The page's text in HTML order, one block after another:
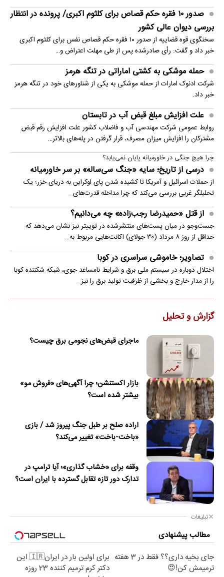
صدور ۱۰ فقره حکم قصاص برای کلثوم اکبری/ پرونده در انتظار
بررسی دیوان عالی کشور
سخنگوی قوه قضاییه از صدور ۱۰ فقره حکم قصاص نفس برای کلثوم اکبری
خبر داد و گفت: رأی صادرشده پس از طی مهلت اعتراض و…
حمله موشکی به کشتی اماراتی در تنگه هرمز
شرکت ادنوک امارات از حمله موشکی به یکی از شناورهای خود در تنگه هرمز
خبر داد.
علت افزایش مبلغ قبض آب در تابستان
روابط عمومی شرکت مهندسی آب و فاضلاب کشور علت افزایش رقم قبض
مشترکان را افزایش میزان مصرف، قرار گرفتن در پله‌های بالاتر…
چرا هیچ جنگی در خاورمیانه پایان نمی‌یابد؟
درسی از تاریخ؛ سایه «جنگ سی‌ساله» بر سر خاورمیانه
از حملات اسرائیل و آمریکا تا کشیده شدن پای اوکراین به دریای خزر؛ یک
تحلیلگر غربی بررسی می‌کند که چرا مداخله قدرت‌های…
از قتل «حمیدرضا رجب‌زاده» چه می‌دانیم؟
جست‌وجو در میان پست‌های منتشرشده در توییتر نیز نشان می‌دهد که
حداقل از روز ۸ مرداد (۳۰ جولای) اکانت‌هایی مربوط به…
تصاویر؛ خاموشی سراسری در کوبا
اختلال دوباره در سیستم ملی برق و شرایط نامساعد جوی، شبکه شکننده کوبا
را از مدار خارج و بخشی از ظرفیت تولید برق را نیز…
گزارش و تحلیل
ماجرای قبض‌های نجومی برق چیست؟
بازار اکستنشن؛ چرا آگهی‌های «فروش مو»
بیشتر شده است؟
اراده صلح بر طبل جنگ پیروز شد / بازی
«باخت-باخت» تغییر می‌کند؟
وقفه برای «خشاب گذاری»؛ آیا ترامپ در
تدارک دور تازه تقابل گسترده با ایران است؟
تبلیغات
مطالب پیشنهادی
جای بخیه داری؟؟ فقط در 3 هفته
ترمیمش کن!😍
برای اولین بار در ایران🇮🇷 این
دکتر کرم ترمیم کننده 23 روزه